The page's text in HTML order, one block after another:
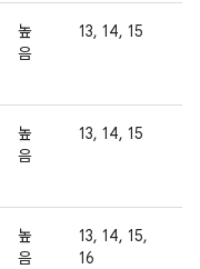
높
음
13, 14, 15
높
음
13, 14, 15
높
음
13, 14, 15,
16